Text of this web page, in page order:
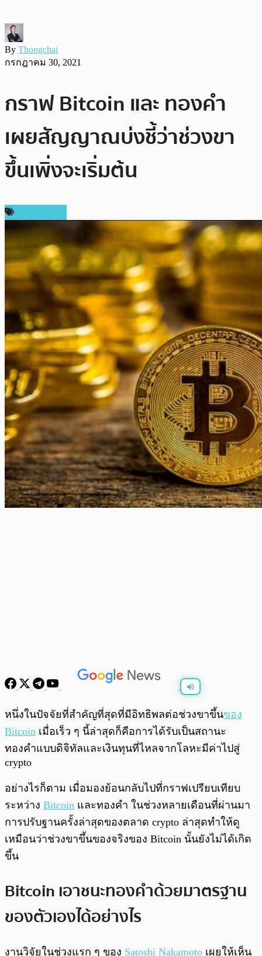
By Thongchai
กรกฎาคม 30, 2021
กราฟ Bitcoin และ ทองคำ
เผยสัญญาณบ่งชี้ว่าช่วงขา
ขึ้นเพิ่งจะเริ่มต้น
พร้อมเล่น 0:00/
หนึ่งในปัจจัยที่สำคัญที่สุดที่มีอิทธิพลต่อช่วงขาขึ้นของ
Bitcoin เมื่อเร็ว ๆ นี้ล่าสุดก็คือการได้รับเป็นสถานะ
ทองคำแบบดิจิทัลและเงินทุนที่ไหลจากโลหะมีค่าไปสู่ ​​
crypto
อย่างไรก็ตาม เมื่อมองย้อนกลับไปที่กราฟเปรียบเทียบ
ระหว่าง Bitcoin และทองคำ ในช่วงหลายเดือนที่ผ่านมา
การปรับฐานครั้งล่าสุดของตลาด crypto ล่าสุดทำให้ดู
เหมือนว่าช่วงขาขึ้นของจริงของ Bitcoin นั้นยังไม่ได้เกิด
ขึ้น
Bitcoin เอาชนะทองคำด้วยมาตรฐาน
ของตัวเองได้อย่างไร
งานวิจัยในช่วงแรก ๆ ของ Satoshi Nakamoto เผยให้เห็น